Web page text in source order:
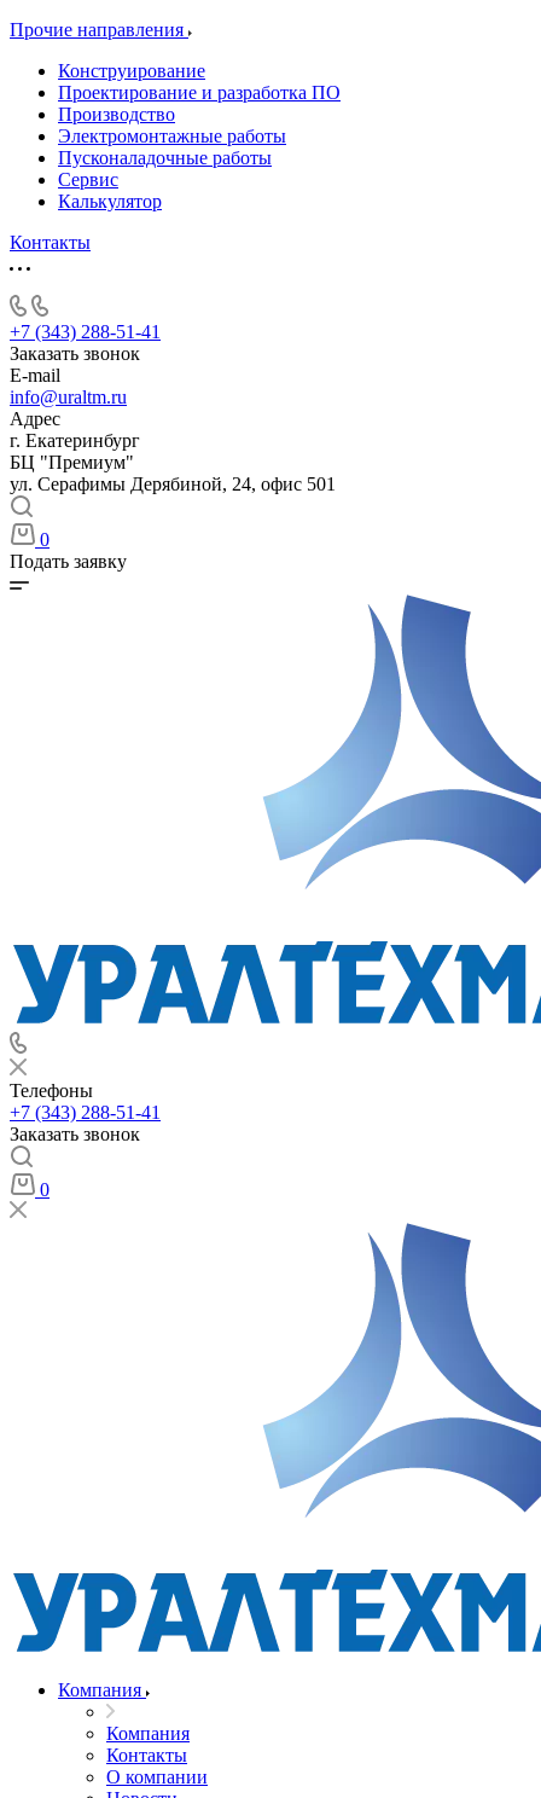
Прочие направления
Конструирование
Проектирование и разработка ПО
Производство
Электромонтажные работы
Пусконаладочные работы
Сервис
Калькулятор
Контакты
+7 (343) 288-51-41
Заказать звонок
E-mail
info@uraltm.ru
Адрес
г. Екатеринбург
БЦ "Премиум"
ул. Серафимы Дерябиной, 24, офис 501
0
Подать заявку
Телефоны
+7 (343) 288-51-41
Заказать звонок
0
Компания
Компания
Контакты
О компании